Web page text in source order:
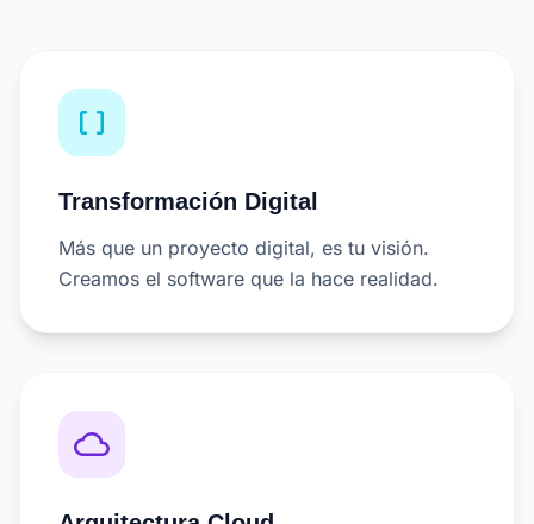
data_array
Transformación Digital
Más que un proyecto digital, es tu visión.
Creamos el software que la hace realidad.
cloud_queue